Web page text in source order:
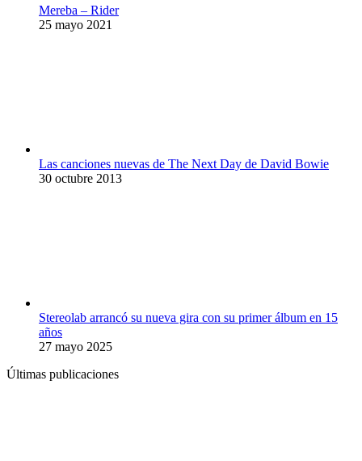
Mereba – Rider
25 mayo 2021
Las canciones nuevas de The Next Day de David Bowie
30 octubre 2013
Stereolab arrancó su nueva gira con su primer álbum en 15
años
27 mayo 2025
Últimas publicaciones